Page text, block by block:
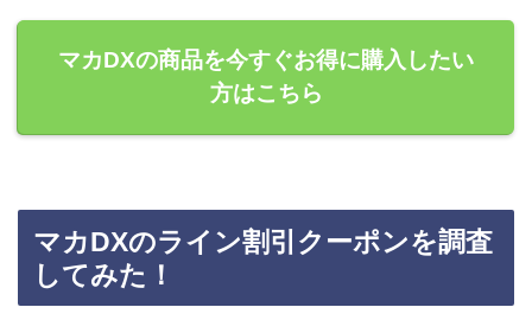
マカDXの商品を今すぐお得に購入したい
方はこちら
マカDXのライン割引クーポンを調査
してみた！